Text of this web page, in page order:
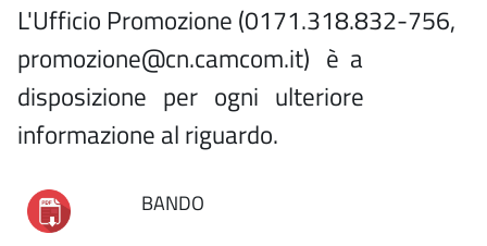
L'Ufficio Promozione (0171.318.832-756,
promozione@cn.camcom.it) è a
disposizione per ogni ulteriore
informazione al riguardo.
BANDO